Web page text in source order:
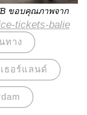
ขอบคุณภาพจาก
tickets-balie
ทาง
ธอร์แลนด์